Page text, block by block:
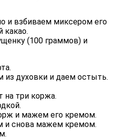
и взбиваем миксером его
какао.
(100 граммов) и
духовки и даем остыть.
на три коржа.
и мажем его кремом.
снова мажем кремом.